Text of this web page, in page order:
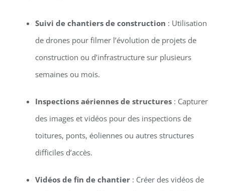
Suivi de chantiers de construction : Utilisation
de drones pour filmer l’évolution de projets de
construction ou d’infrastructure sur plusieurs
semaines ou mois.
Inspections aériennes de structures: Capturer
des images et vidéos pour des inspections de
toitures, ponts, éoliennes ou autres structures
difficiles d’accès.
Vidéos de fin de chantier: Créer des vidéos de